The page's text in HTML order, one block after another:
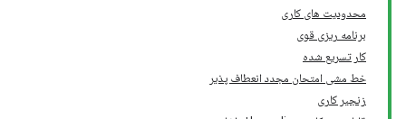
محدودیت های کاری
برنامه ریزی قوی
کار تسریع شده
خط مشی امتحان مجدد انعطاف پذیر
زنجیر کاری